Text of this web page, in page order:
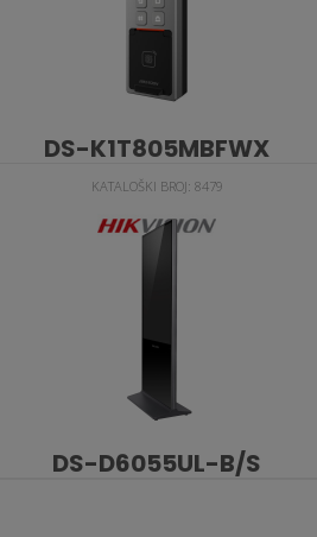
DS-K1T805MBFWX
KATALOŠKI BROJ: 8479
DS-D6055UL-B/S